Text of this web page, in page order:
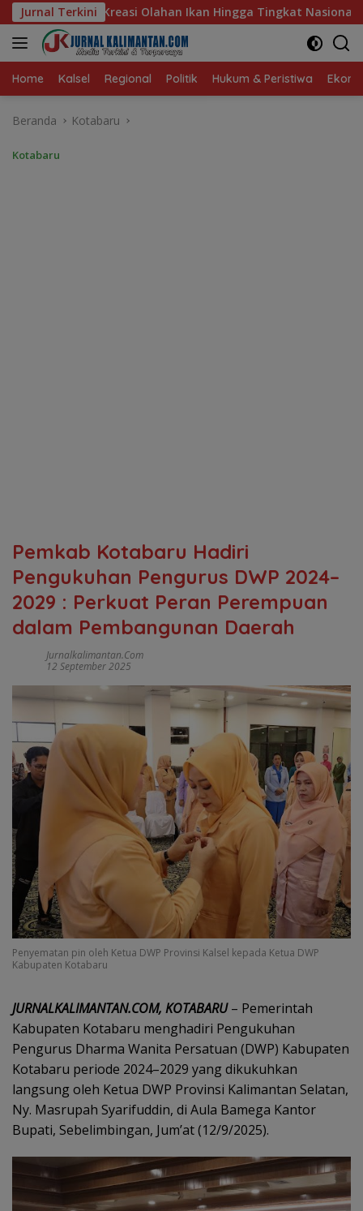
Langsung
ke
konten
Jurnal Terkini
Hingga Tingkat Nasional Pada Lomba Masak Serba Ikan
Home Kalsel Regional Politik Hukum & Peristiwa
Beranda Kotabaru
Kotabaru
Pemkab Kotabaru Hadiri
Pengukuhan Pengurus DWP 2024–
2029 : Perkuat Peran Perempuan
dalam Pembangunan Daerah
Jurnalkalimantan.com
12 September 2025
Penyematan pin oleh Ketua DWP Provinsi Kalsel kepada Ketua DWP
Kabupaten Kotabaru
JURNALKALIMANTAN.COM, KOTABARU– Pemerintah
Kabupaten Kotabaru menghadiri Pengukuhan
Pengurus Dharma Wanita Persatuan (DWP) Kabupaten
Kotabaru periode 2024–2029 yang dikukuhkan
langsung oleh Ketua DWP Provinsi Kalimantan Selatan,
Ny. Masrupah Syarifuddin, di Aula Bamega Kantor
Bupati, Sebelimbingan, Jum’at (12/9/2025).